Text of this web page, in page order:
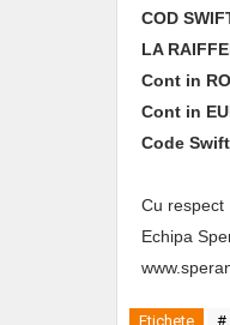
COD
LA
Cont in
Cont in
Code
Cu respect
Echipa
Etichete #